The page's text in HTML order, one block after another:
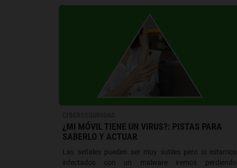
¿MI MÓVIL TIENE UN VIRUS?: PISTAS PARA
SABERLO Y ACTUAR
Las señales pueden ser muy sutiles pero si estamos
infectados con un malware iremos perdiendo